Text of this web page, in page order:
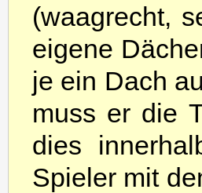
(waagrecht,
eigene
je ein Dach
muss er die
dies
Spieler mit